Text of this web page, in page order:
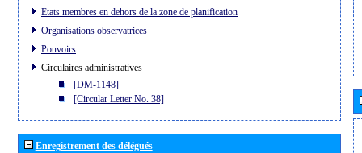
Etats membres en dehors de la zone de planification
Organisations observatrices
Pouvoirs
Circulaires administratives
[DM-1148]
[Circular Letter No. 38]
Enregistrement des délégués